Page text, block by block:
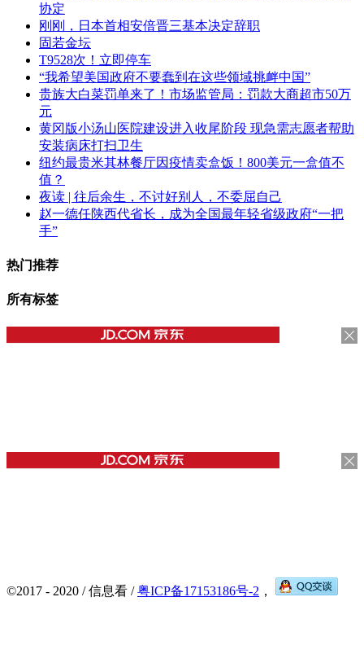
协定
刚刚，日本首相安倍晋三基本决定辞职
固若金坛
T9528次！立即停车
“我希望美国政府不要蠢到在这些领域挑衅中国”
贵族大白菜罚单来了！市场监管局：罚款大商超市50万
元
黄冈版小汤山医院建设进入收尾阶段 现急需志愿者帮助
安装病床打扫卫生
纽约最贵米其林餐厅因疫情卖盒饭！800美元一盒值不
值？
夜读 | 往后余生，不讨好别人，不委屈自己
赵一德任陕西代省长，成为全国最年轻省级政府“一把
手”
热门推荐
所有标签
©2017 - 2020 / 信息看 /粤ICP备17153186号-2 ，